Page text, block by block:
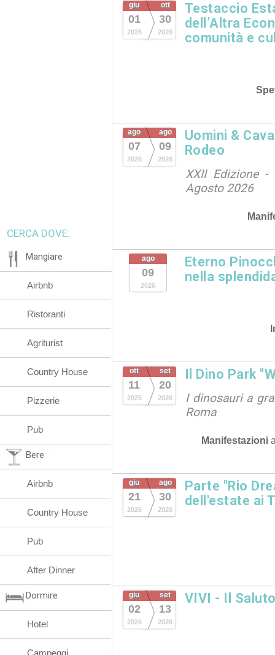
giu
01
2026
ott
30
2026
Testaccio
dell’Altra
comunità e
ago
07
2026
ago
09
2026
Uomini &
Rodeo
XXII Edizione
Agosto 2026
ago
09
2026
Eterno
nella
ott
11
2025
set
20
2026
Il Dino Park
I dinosauri a
Roma
Manifestazioni
giu
21
2026
ago
30
2026
Parte "Rio
dell'estate ai
giu
02
2026
set
13
2026
VIVI - Il
CERCA DOVE:
Mangiare
Airbnb
Ristoranti
Agriturist
Country House
Pizzerie
Pub
Bere
Airbnb
Country House
Pub
After Dinner
Dormire
Hotel
Campeggi